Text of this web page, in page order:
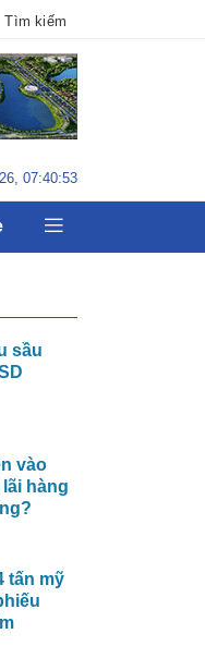
Tìm kiếm
07:40:55
sầu
vào
hàng
tấn mỹ